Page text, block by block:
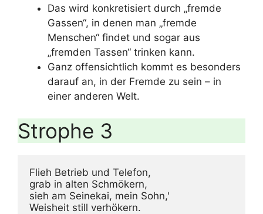
Das wird konkretisiert durch „fremde
Gassen“, in denen man „fremde
Menschen“ findet und sogar aus
„fremden Tassen“ trinken kann.
Ganz offensichtlich kommt es besonders
darauf an, in der Fremde zu sein – in
einer anderen Welt.
Strophe 3
Flieh Betrieb und Telefon,
grab in alten Schmökern,
sieh am Seinekai, mein Sohn,'
Weisheit still verhökern.